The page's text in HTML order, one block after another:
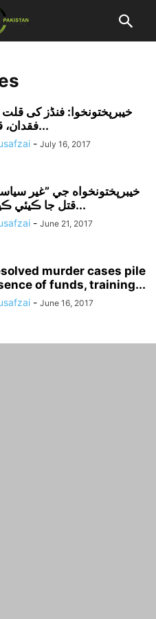
خیبرپختونخوا: فنڈز کی قلت
فقدان، قتل کے غیر...
- July 16, 2017
خيبرپختونخواه جي ”غير
قتل جا ڪيئي ڪيس حل نه...
- June 21, 2017
murder cases pile
of funds, training...
- June 16, 2017